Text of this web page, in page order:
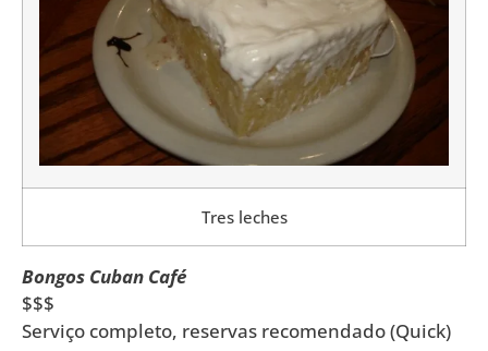
Tres leches
Bongos Cuban Café
$$$
Serviço completo, reservas recomendado (Quick)